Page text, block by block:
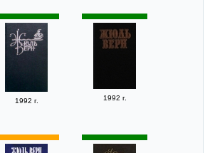
1992 г. 1992 г.